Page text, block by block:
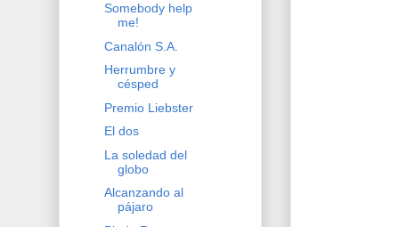
Somebody help
me!
Canalón S.A.
Herrumbre y
césped
Premio Liebster
El dos
La soledad del
globo
Alcanzando al
pájaro